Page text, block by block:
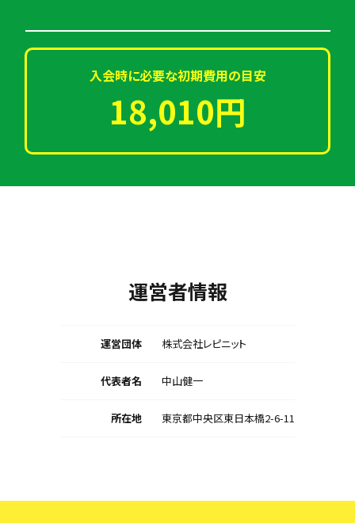
入会時に必要な初期費用の目安
18,010円
運営者情報
運営団体 株式会社レピニット
代表者名 中山健一
所在地 東京都中央区東日本橋2-6-11